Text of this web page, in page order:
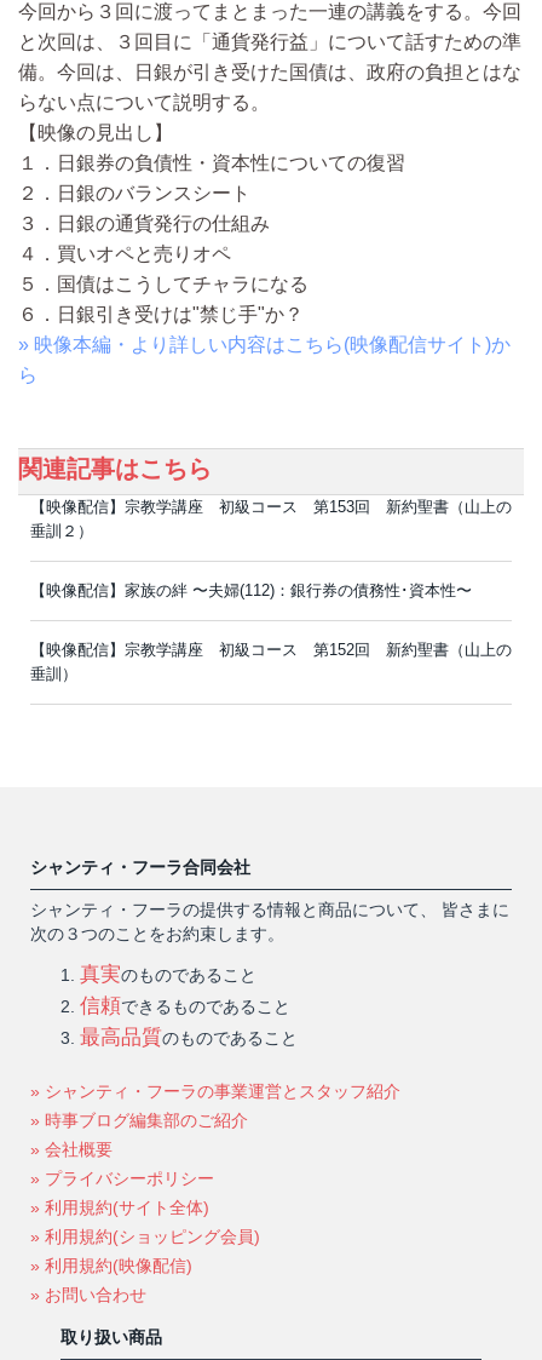
今回から３回に渡ってまとまった一連の講義をする。今回
と次回は、３回目に「通貨発行益」について話すための準
備。今回は、日銀が引き受けた国債は、政府の負担とはな
らない点について説明する。
【映像の見出し】
１．日銀券の負債性・資本性についての復習
２．日銀のバランスシート
３．日銀の通貨発行の仕組み
４．買いオペと売りオペ
５．国債はこうしてチャラになる
６．日銀引き受けは"禁じ手"か？
» 映像本編・より詳しい内容はこちら(映像配信サイト)か
ら
関連記事はこちら
【映像配信】宗教学講座 初級コース 第153回 新約聖書（山上の
垂訓２）
【映像配信】家族の絆 〜夫婦(112)：銀行券の債務性･資本性〜
【映像配信】宗教学講座 初級コース 第152回 新約聖書（山上の
垂訓）
シャンティ・フーラ合同会社
シャンティ・フーラの提供する情報と商品について、 皆さまに
次の３つのことをお約束します。
真実のものであること
信頼できるものであること
最高品質のものであること
» シャンティ・フーラの事業運営とスタッフ紹介
» 時事ブログ編集部のご紹介
» 会社概要
» プライバシーポリシー
» 利用規約(サイト全体)
» 利用規約(ショッピング会員)
» 利用規約(映像配信)
» お問い合わせ
取り扱い商品